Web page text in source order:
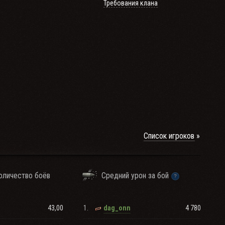
Требования клана
Список игроков
боёв
Средний урон за бой
43,00 1. dag_onn 4 780